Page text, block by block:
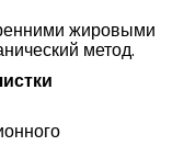
жировыми
метод.